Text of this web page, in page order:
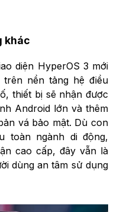
khác
diện HyperOS 3 mới
nền tảng hệ điều
thiết bị sẽ nhận được
Android lớn và thêm
vá bảo mật. Dù con
toàn ngành di động,
cao cấp, đây vẫn là
dùng an tâm sử dụng